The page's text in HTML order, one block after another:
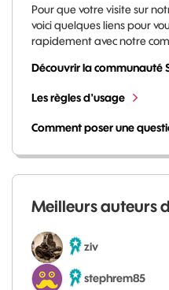
Pour que votre visite sur
voici quelques liens pour
rapidement avec notre
Découvrir la communauté
Les règles d'usage
Comment poser une
Meilleurs auteurs
ziv
stephrem85